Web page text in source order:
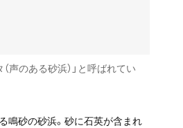
声のある砂浜）」と呼ばれてい
鳴砂の砂浜。砂に石英が含まれ